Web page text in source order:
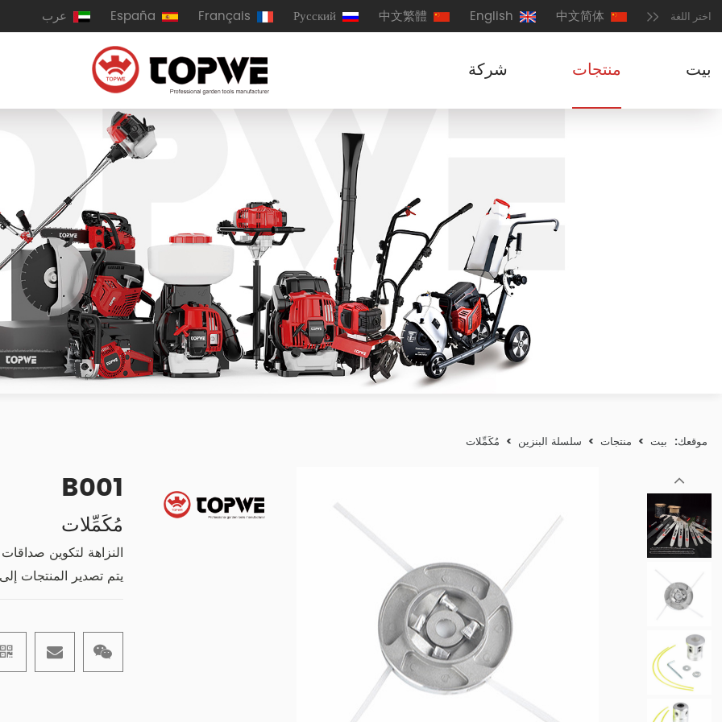
اختر اللغة 中文简体
English
中文繁體
Русский
Français
España عرب
بيت منتجات شركة
موقعك: بيت > منتجات > سلسلة البنزين > مُكَمِّلات
B001
مُكَمِّلات
النزاهة لتكوين صداقات
يتم تصدير المنتجات